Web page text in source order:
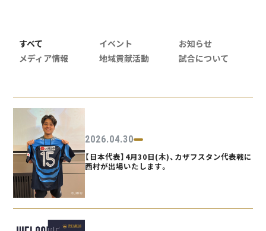
すべて イベント
お知らせ
メディア情報
地域貢献活動 試合について
2026.04.30
【日本代表】4月30日(木)、カザフスタン代表戦に
西村が出場いたします。